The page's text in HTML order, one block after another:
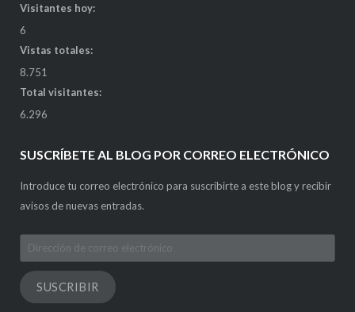
Visitantes hoy:
6
Vistas totales:
8.751
Total visitantes:
6.296
SUSCRÍBETE AL BLOG POR CORREO ELECTRÓNICO
Introduce tu correo electrónico para suscribirte a este blog y recibir
avisos de nuevas entradas.
Dirección
de
correo
electrónico
SUSCRIBIR